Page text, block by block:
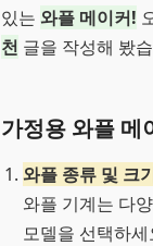
있는 와플 메이커!
천 글을 작성해 봤
가정용 와플 메
와플 종류 및 크
와플 기계는 다
모델을 선택하